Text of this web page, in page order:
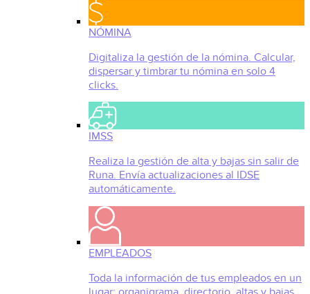
NÓMINA
Digitaliza la gestión de la nómina. Calcular,
dispersar y timbrar tu nómina en solo 4
clicks.
IMSS
Realiza la gestión de alta y bajas sin salir de
Runa. Envía actualizaciones al IDSE
automáticamente.
EMPLEADOS
Toda la información de tus empleados en un